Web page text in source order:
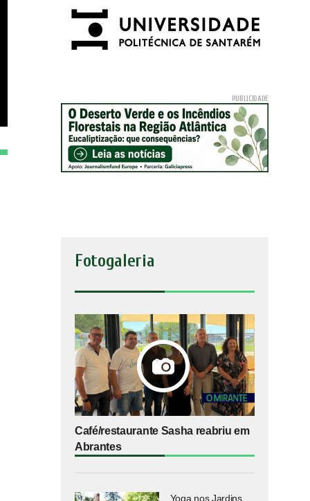
Fotogaleria
Café/restaurante Sasha reabriu em
Abrantes
Yoga nos Jardins